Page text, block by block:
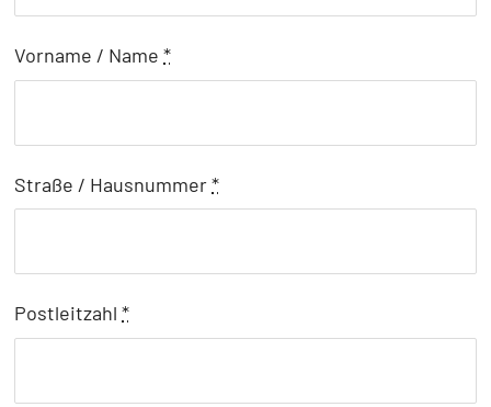
Vorname / Name*
Straße / Hausnummer*
Postleitzahl*